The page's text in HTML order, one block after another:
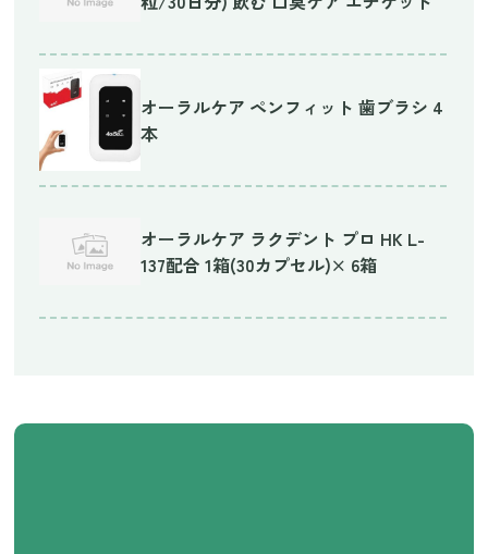
オーラルケア ペンフィット 歯ブラシ 4
本
オーラルケア ラクデント プロ HK L-
137配合 1箱(30カプセル)× 6箱